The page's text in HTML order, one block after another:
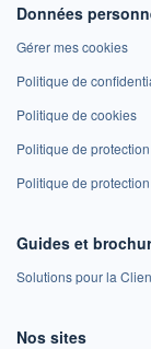
Données
Gérer mes cookies
Politique de
Politique de cookies
Politique de
Politique de
Guides et
Solutions pour la
Nos sites